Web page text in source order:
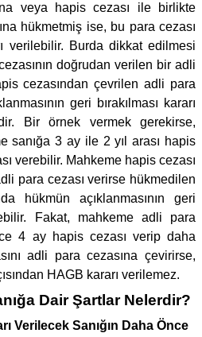
veya hapis cezası ile birlikte
hükmetmiş ise, bu para cezası
verilebilir. Burda dikkat edilmesi
doğrudan verilen bir adli
cezasından çevrilen adli para
geri bırakılması kararı
Bir örnek vermek gerekirse,
sanığa 3 ay ile 2 yıl arası hapis
verebilir. Mahkeme hapis cezası
para cezası verirse hükmedilen
hükmün açıklanmasının geri
Fakat, mahkeme adli para
4 ay hapis cezası verip daha
adli para cezasına çevirirse,
HAGB kararı verilemez.
Dair Şartlar Nelerdir?
Verilecek Sanığın Daha Önce